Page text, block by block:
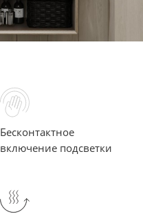
Бесконтактное
включение подсветки